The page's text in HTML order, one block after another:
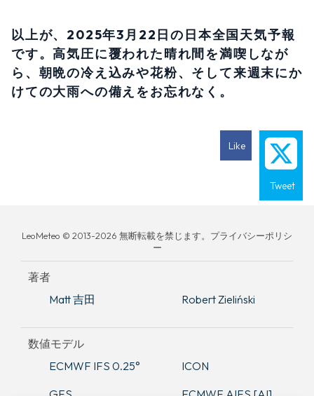
以上が、2025年3月22日の日本全国天気予報
です。高気圧に覆われた晴れ間を満喫しなが
ら、朝晩の冷え込みや花粉、そして来週末にか
けての大雨への備えをお忘れなく。
Like
Tweet
LeoMeteo © 2013-2026 無断転載を禁じます。プライバシーポリシ
ー
著者
Matt 吉田
Robert Zieliński
数値モデル
ECMWF IFS 0.25°
ICON